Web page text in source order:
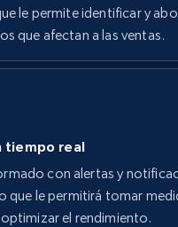
Brand, Description, Initial
Availability, Reviews count,
le permite identificar y
que afectan a las ventas.
tiempo real
con alertas y
que le permitirá tomar
el rendimiento.